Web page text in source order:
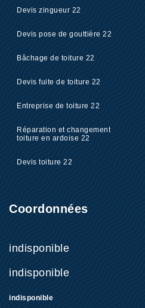
Devis zingueur 22
Devis pose de gouttière 22
Bâchage de toiture 22
Devis fuite de toiture 22
Entreprise de toiture 22
Réparation et changement
toiture en ardoise 22
Devis toiture 22
Coordonnées
indisponible
indisponible
indisponible